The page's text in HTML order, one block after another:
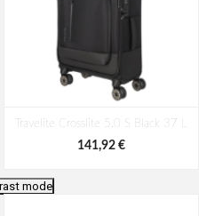
Travelite Crosslite 5.0 S Black 37 L
141,92 €
mode